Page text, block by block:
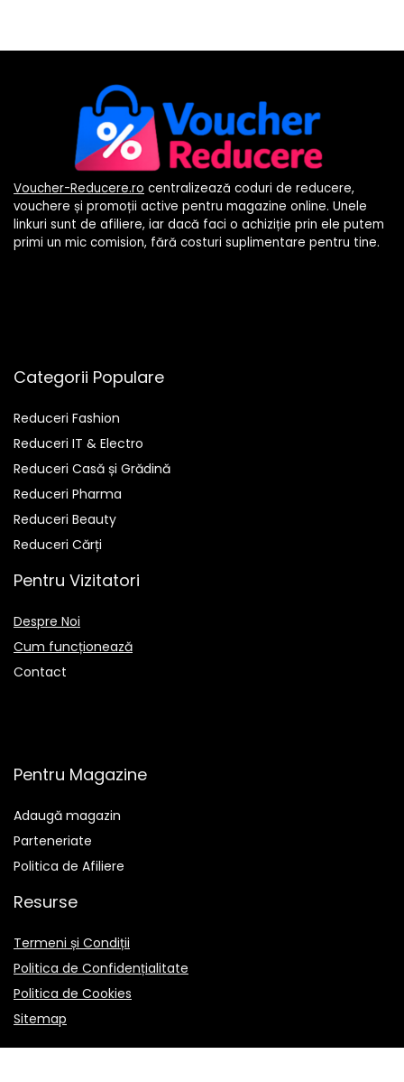
Voucher-Reducere.ro centralizează coduri de reducere,
vouchere și promoții active pentru magazine online. Unele
linkuri sunt de afiliere, iar dacă faci o achiziție prin ele putem
primi un mic comision, fără costuri suplimentare pentru tine.
Categorii Populare
Reduceri Fashion
Reduceri IT & Electro
Reduceri Casă și Grădină
Reduceri Pharma
Reduceri Beauty
Reduceri Cărți
Pentru Vizitatori
Despre Noi
Cum funcționează
Contact
Pentru Magazine
Adaugă magazin
Parteneriate
Politica de Afiliere
Resurse
Termeni și Condiții
Politica de Confidențialitate
Politica de Cookies
Sitemap